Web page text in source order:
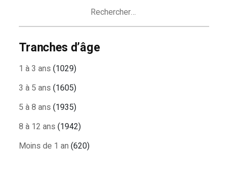
Tranches d’âge
1 à 3 ans (1029)
3 à 5 ans (1605)
5 à 8 ans (1935)
8 à 12 ans (1942)
Moins de 1 an (620)